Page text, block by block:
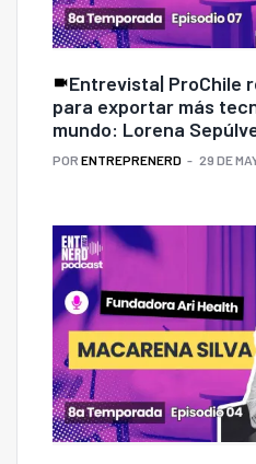
Entrevista| ProChile
para exportar más
mundo: Lorena
POR ENTREPRENERD 29 DE